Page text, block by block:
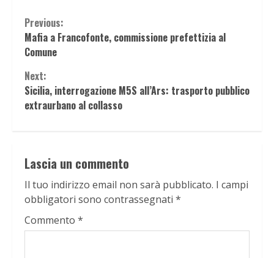
Continue
Reading
Previous:
Mafia a Francofonte, commissione prefettizia al
Comune
Next:
Sicilia, interrogazione M5S all’Ars: trasporto pubblico
extraurbano al collasso
Lascia un commento
Il tuo indirizzo email non sarà pubblicato. I campi
obbligatori sono contrassegnati *
Commento *